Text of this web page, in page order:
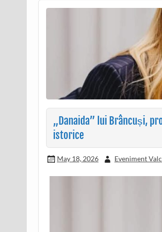
„Danaida” lui Brâncuși,
istorice
May 18, 2026 Eveniment